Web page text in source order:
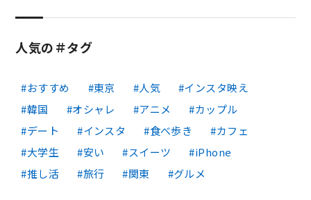
人気の＃タグ
おすすめ 東京 人気
インスタ映え
韓国
オシャレ アニメ
カップル
デート
インスタ 食べ歩き
カフェ
大学生
安い スイーツ
iPhone
推し活
旅行 関東 グルメ